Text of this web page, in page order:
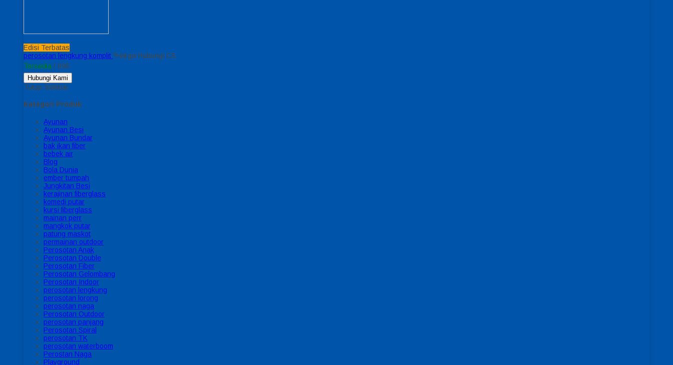
Edisi Terbatas
perosotan lengkung komplit *Harga Hubungi CS
Tersedia / 095
Hubungi Kami
Tutup Sidebar
Kategori Produk
Ayunan
Ayunan Besi
Ayunan Bundar
bak ikan fiber
bebek air
Blog
Bola Dunia
ember tumpah
Jungkitan Besi
kerajinan fiberglass
komedi putar
kursi fiberglass
mainan perr
mangkok putar
patung maskot
permainan outdoor
Perosotan Anak
Perosotan Double
Perosotan Fiber
Perosotan Gelombang
Perosotan Indoor
perosotan lengkung
perosotan lorong
perosotan naga
Perosotan Outdoor
perosotan panjang
Perosotan Spiral
perosotan TK
perosotan waterboom
Perostan Naga
Playground